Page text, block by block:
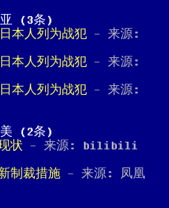
(3条)
本人列为战犯 - 来源:
本人列为战犯 - 来源:
本人列为战犯 - 来源:
(2条)
状 - 来源: bilibili
制裁措施 - 来源: 凤凰